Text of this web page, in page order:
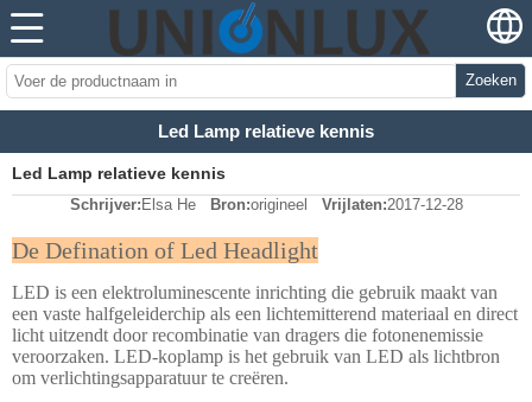
Zoeken
Led Lamp relatieve kennis
Led Lamp relatieve kennis
Schrijver: Elsa He Bron:origineel Vrijlaten:2017-12-28
De Defination of Led Headlight
LED is een elektroluminescente inrichting die gebruik maakt van
een vaste halfgeleiderchip als een lichtemitterend materiaal en direct
licht uitzendt door recombinatie van dragers die fotonenemissie
veroorzaken. LED-koplamp is het gebruik van LED als lichtbron
om verlichtingsapparatuur te creëren.